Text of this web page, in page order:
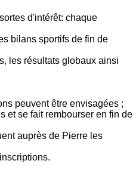
d'intérêt: chaque
bilans sportifs de fin de
les résultats globaux ainsi
peuvent être envisagées ;
et se fait rembourser en fin de
auprès de Pierre les